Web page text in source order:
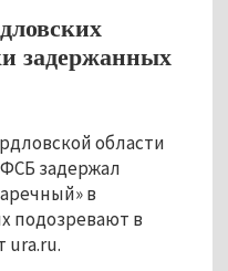
задержанных
области
задержал
в
подозревают в
ura.ru.